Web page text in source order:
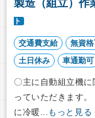
製造（組立）作
ト
交通費支給 無資
土日休み
車通勤可
〇主に自動組立機
っていただきます
に冷暖...
もっと見る